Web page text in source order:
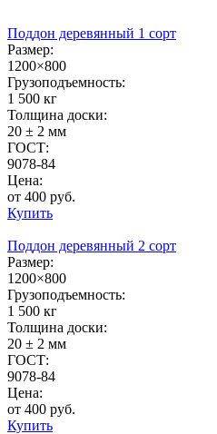
Поддон деревянный 1 сорт
Размер:
1200×800
Грузоподъемность:
1 500 кг
Толщина доски:
20 ± 2 мм
ГОСТ:
9078-84
Цена:
от 400 руб.
Купить
Поддон деревянный 2 сорт
Размер:
1200×800
Грузоподъемность:
1 500 кг
Толщина доски:
20 ± 2 мм
ГОСТ:
9078-84
Цена:
от 400 руб.
Купить